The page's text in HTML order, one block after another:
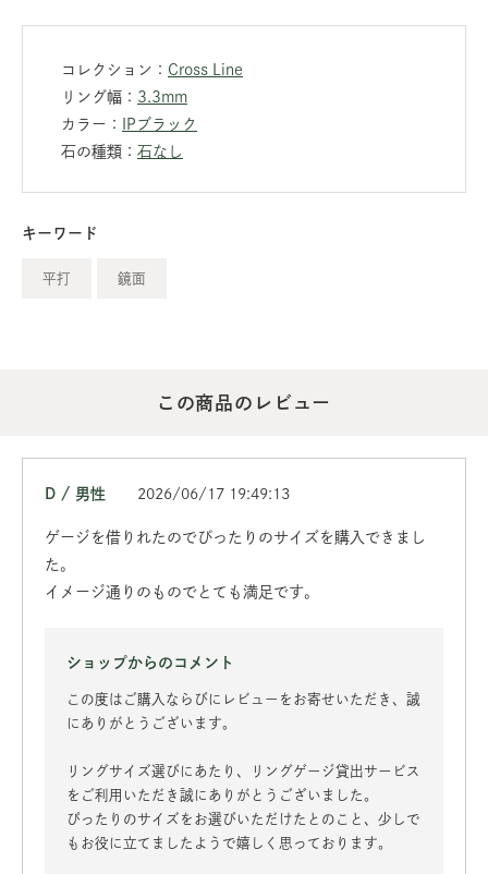
コレクション： Cross Line
リング幅： 3.3mm
カラー：
IPブラック
石の種類： 石なし
キーワード
平打 鏡面
この商品のレビュー
D / 男性 2026/06/17 19:49:13
ゲージを借りれたのでぴったりのサイズを購入できまし
た。
イメージ通りのものでとても満足です。
ショップからのコメント
この度はご購入ならびにレビューをお寄せいただき、誠
にありがとうございます。
リングサイズ選びにあたり、リングゲージ貸出サービス
をご利用いただき誠にありがとうございました。
ぴったりのサイズをお選びいただけたとのこと、少しで
もお役に立てましたようで嬉しく思っております。